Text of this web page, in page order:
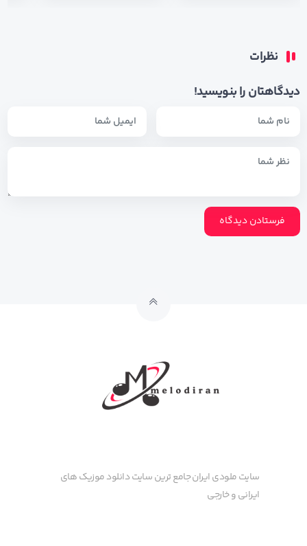
نظرات
دیدگاهتان را بنویسید!
سایت ملودی ایران جامع ترین سایت دانلود موزیک های
ایرانی و خارجی